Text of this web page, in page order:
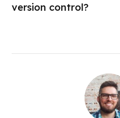
version control?